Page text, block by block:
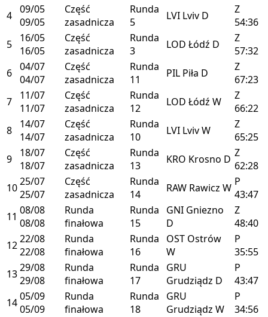
4 09/05
09/05
Część
zasadnicza
Runda
5
LVI Lviv D
Z
54:36
5
16/05
16/05
Część
zasadnicza
Runda
3
LOD Łódź D
Z
57:32
6 04/07
04/07
Część
zasadnicza
Runda
11
PIL Piła D
Z
67:23
7
11/07
11/07
Część
zasadnicza
Runda
12
LOD Łódź W
Z
66:22
8
14/07
14/07
Część
zasadnicza
Runda
10
LVI LvivW
Z
65:25
9
18/07
18/07
Część
zasadnicza
Runda
13
KRO Krosno D Z
62:28
1025/07
25/07
Część
zasadnicza
Runda
14
RAW Rawicz W P
43:47
11 08/08
08/08
Runda
finałowa
Runda
15
GNI Gniezno
D
Z
48:40
1222/08
22/08
Runda
finałowa
Runda
16
OST Ostrów
W
P
35:55
1329/08
29/08
Runda
finałowa
Runda
17
GRU
Grudziądz D
P
43:47
1405/09
05/09
Runda
finałowa
Runda
18
GRU
Grudziądz W
P
34:56